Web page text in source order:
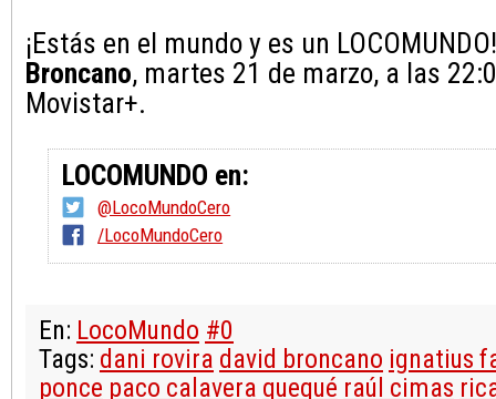
¡Estás en el mundo y es un
Broncano, martes 21 de marzo, a las
Movistar+.
LOCOMUNDO en:
@LocoMundoCero
/LocoMundoCero
En: LocoMundo #0
Tags: dani rovira david broncano ignatius
ponce paco calavera quequé raúl cimas